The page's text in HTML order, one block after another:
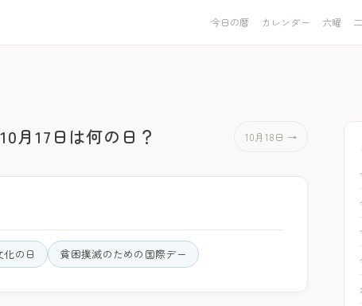
今日の暦 カレンダー 六曜
10月17日は何の日？ 10月18日 →
化の日 貧困撲滅のための国際デー